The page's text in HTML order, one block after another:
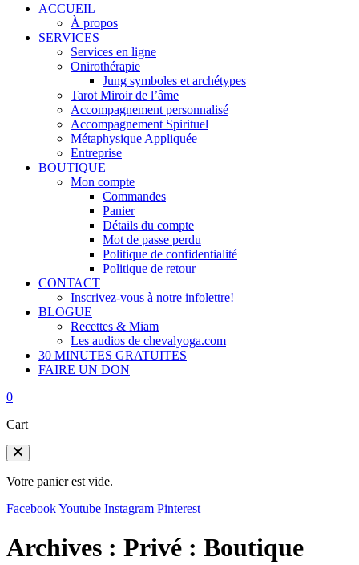
ACCUEIL
À propos
SERVICES
Services en ligne
Onirothérapie
Jung symboles et archétypes
Tarot Miroir de l’âme
Accompagnement personnalisé
Accompagnement Spirituel
Métaphysique Appliquée
Entreprise
BOUTIQUE
Mon compte
Commandes
Panier
Détails du compte
Mot de passe perdu
Politique de confidentialité
Politique de retour
CONTACT
Inscrivez-vous à notre infolettre!
BLOGUE
Recettes & Miam
Les audios de chevalyoga.com
30 MINUTES GRATUITES
FAIRE UN DON
0
Cart
Votre panier est vide.
FacebookYoutube Instagram Pinterest
Archives : Privé : Boutique